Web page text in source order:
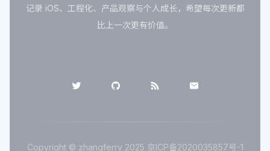
记录 iOS、工程化、产品观察与个人成长，希望每次更新都
比上一次更有价值。
Copyright © zhangferry 2025 京ICP备2020035857号-1